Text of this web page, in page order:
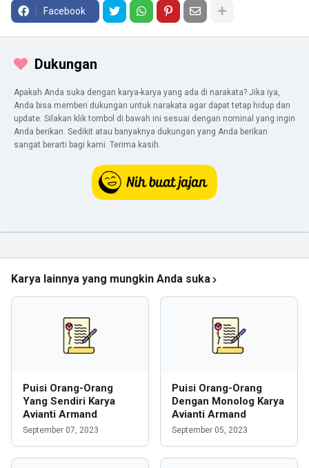
Facebook
Dukungan
Apakah Anda suka dengan karya-karya yang ada di narakata? Jika iya,
Anda bisa memberi dukungan untuk narakata agar dapat tetap hidup dan
update. Silakan klik tombol di bawah ini sesuai dengan nominal yang ingin
Anda berikan. Sedikit atau banyaknya dukungan yang Anda berikan
sangat berarti bagi kami. Terima kasih.
Karya lainnya yang mungkin Anda suka
Puisi Orang-Orang
Yang Sendiri Karya
Avianti Armand
September 07, 2023
Puisi Orang-Orang
Dengan Monolog Karya
Avianti Armand
September 05, 2023